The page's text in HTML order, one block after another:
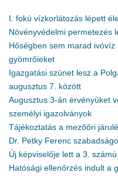
I. fokú vízkorlátozás lépett
Növényvédelmi permetezés
Hőségben sem marad
gyömrőieket
Igazgatási szünet lesz a
augusztus 7. között
Augusztus 3-án érvényüket
személyi igazolványok
Tájékoztatás a mezőőri
Dr. Petky Ferenc
Új képviselője lett a 3.
Hatósági ellenőrzés indult a